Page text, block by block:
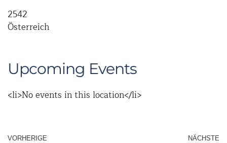
2542
Österreich
Upcoming Events
<li>No events in this location</li>
VORHERIGE NÄCHSTE